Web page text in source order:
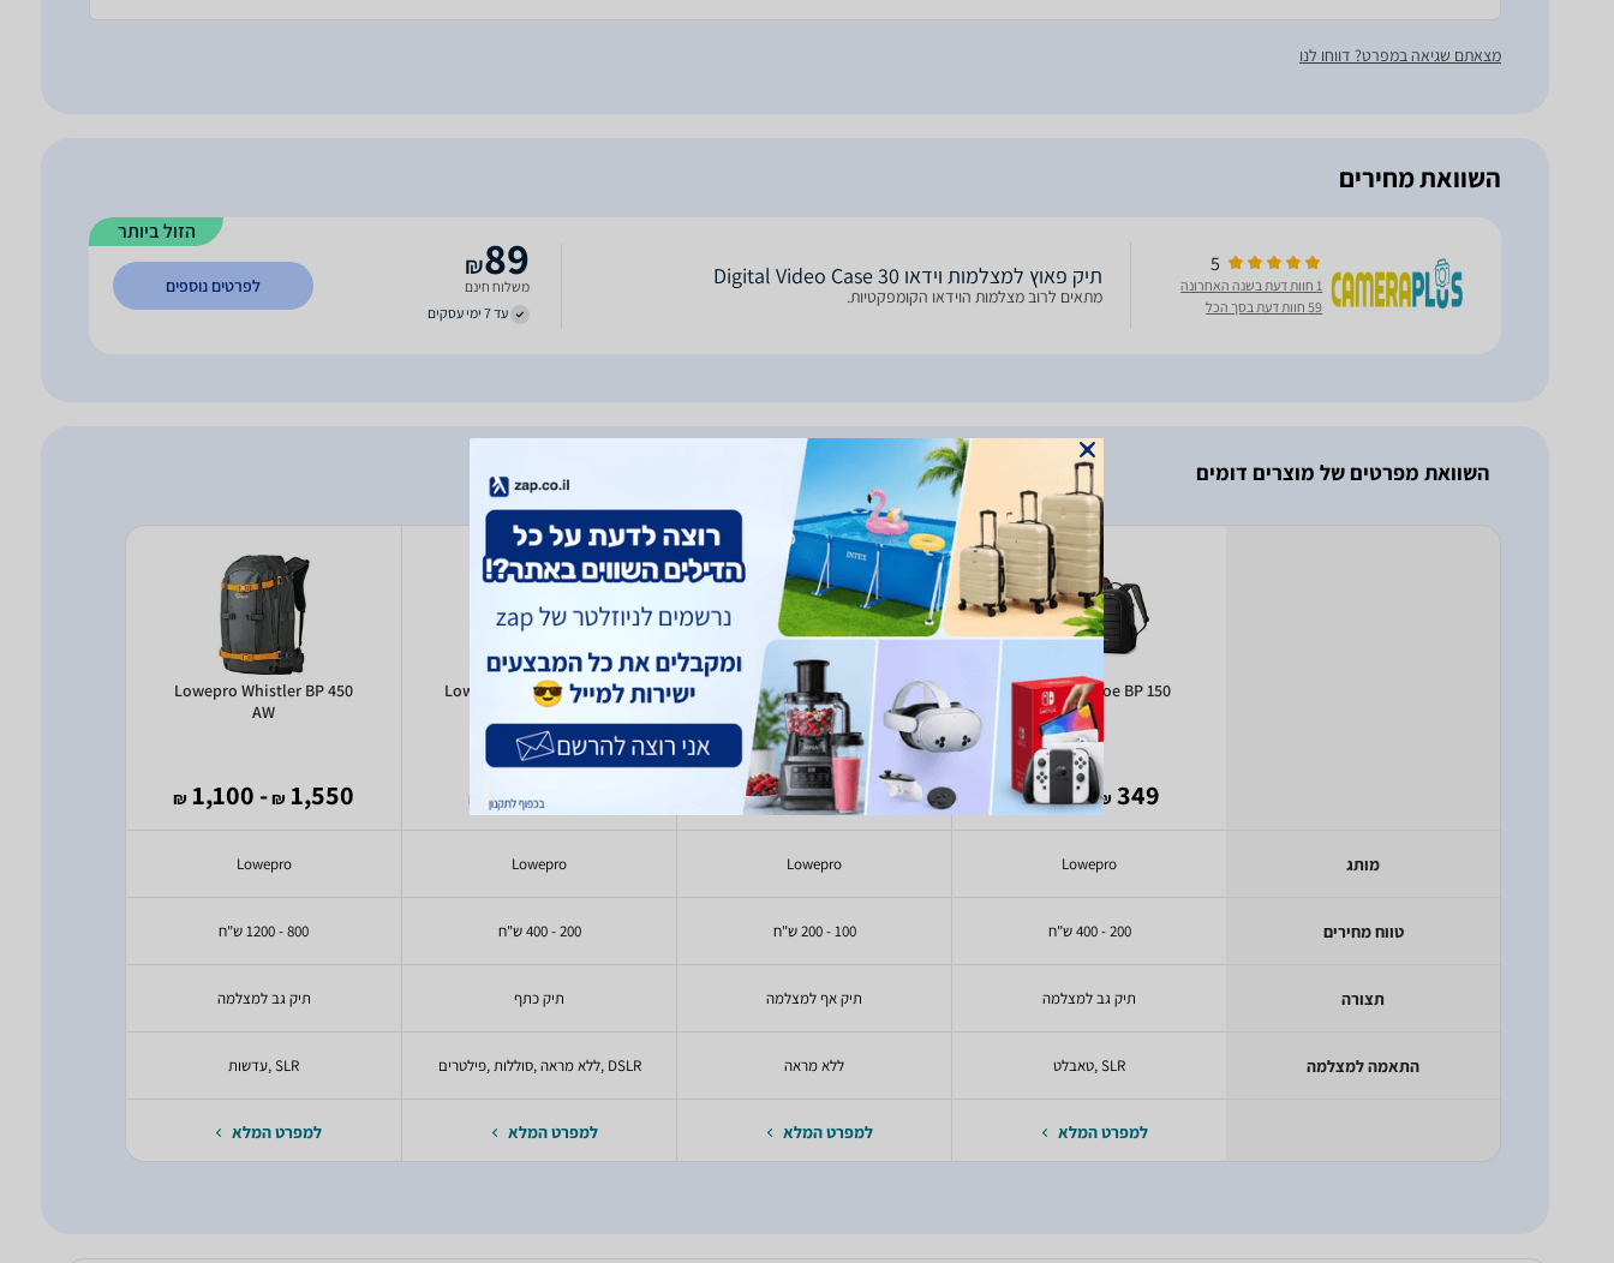
מצאתם שגיאה במפרט? דווחו לנו
השוואת מחירים
הזול ביותר
5
1 חוות דעת בשנה האחרונה
59 חוות דעת בסך הכל
תיק פאוץ למצלמות וידאו Digital Video Case 30
מתאים לרוב מצלמות הוידאו הקומפקטיות.
89
₪
משלוח חינם
עד 7 ימי עסקים
לפרטים נוספים
השוואת מפרטים של מוצרים דומים
מותג
טווח מחירים
תצורה
התאמה למצלמה
Lowepro Tahoe BP 150
349
₪
- 238
₪
Lowepro
200 - 400 ש"ח
תיק גב למצלמה
SLR ,טאבלט
למפרט המלא
Lowepro Adventura TLZ 30
III LP37454-PWW
179
₪
- 155
₪
Lowepro
100 - 200 ש"ח
תיק אף למצלמה
ללא מראה
למפרט המלא
Lowepro Photo Active TLZ
50 AW
- 270
₪
Lowepro
200 - 400 ש"ח
תיק כתף
DSLR ,ללא מראה ,סוללות ,פילטרים
למפרט המלא
Lowepro Whistler BP 450
AW
1,550
₪
- 1,100
₪
Lowepro
800 - 1200 ש"ח
תיק גב למצלמה
SLR ,עדשות
למפרט המלא